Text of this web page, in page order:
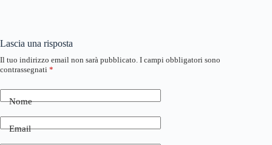
Lascia una risposta
Il tuo indirizzo email non sarà pubblicato. I campi obbligatori sono
contrassegnati *
Nome
Email